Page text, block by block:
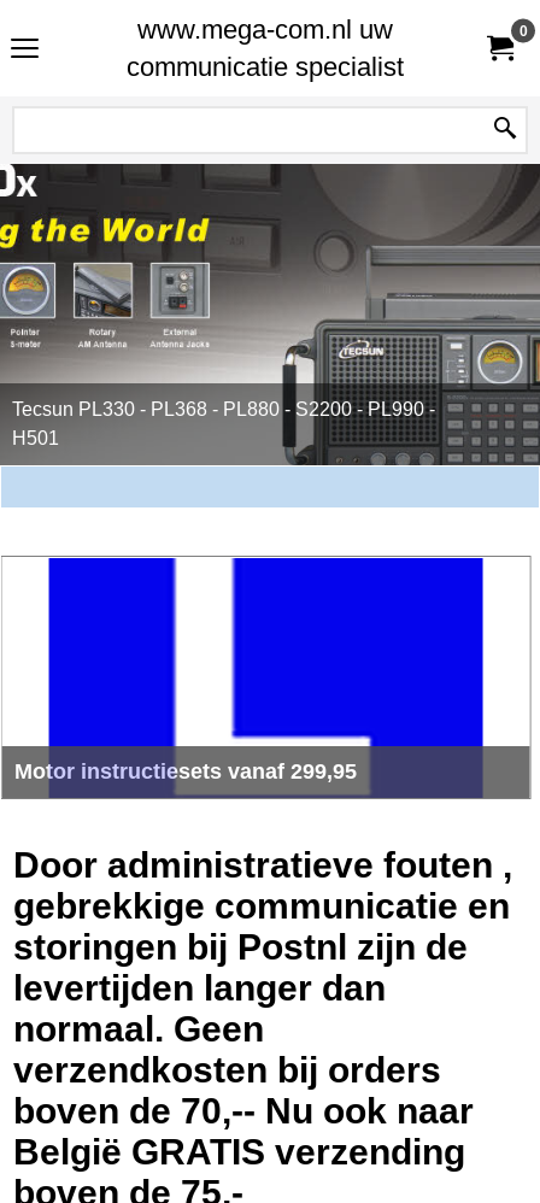
www.mega-com.nl uw
communicatie specialist
0
Tecsun PL330 - PL368 - PL880 - S2200 - PL990 -
H501
Motor instructiesets vanaf 299,95
Door administratieve fouten ,
gebrekkige communicatie en
storingen bij Postnl zijn de
levertijden langer dan
normaal. Geen
verzendkosten bij orders
boven de 70,-- Nu ook naar
België GRATIS verzending
boven de 75,-